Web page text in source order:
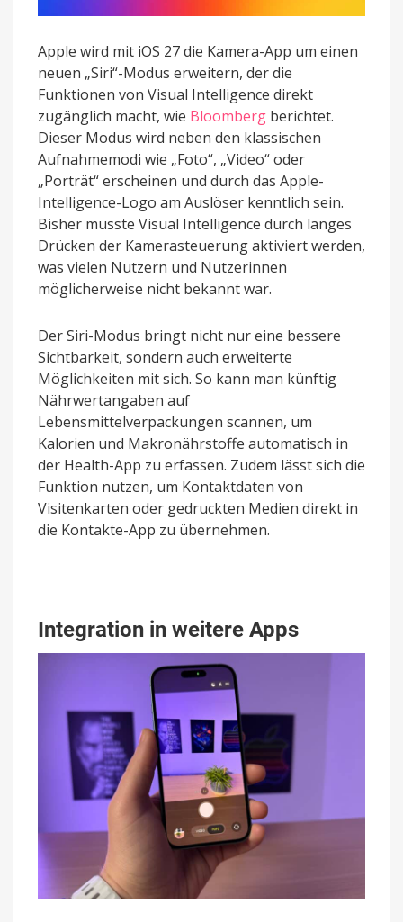
Apple wird mit iOS 27 die Kamera-App um einen
neuen „Siri“-Modus erweitern, der die
Funktionen von Visual Intelligence direkt
zugänglich macht, wie Bloomberg berichtet.
Dieser Modus wird neben den klassischen
Aufnahmemodi wie „Foto“, „Video“ oder
„Porträt“ erscheinen und durch das Apple-
Intelligence-Logo am Auslöser kenntlich sein.
Bisher musste Visual Intelligence durch langes
Drücken der Kamerasteuerung aktiviert werden,
was vielen Nutzern und Nutzerinnen
möglicherweise nicht bekannt war.
Der Siri-Modus bringt nicht nur eine bessere
Sichtbarkeit, sondern auch erweiterte
Möglichkeiten mit sich. So kann man künftig
Nährwertangaben auf
Lebensmittelverpackungen scannen, um
Kalorien und Makronährstoffe automatisch in
der Health-App zu erfassen. Zudem lässt sich die
Funktion nutzen, um Kontaktdaten von
Visitenkarten oder gedruckten Medien direkt in
die Kontakte-App zu übernehmen.
Integration in weitere Apps